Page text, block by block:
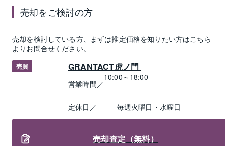
売却をご検討の方
売却を検討している方、まずは推定価格を知りたい方はこちら
よりお問合せください。
売買 GRANTACT虎ノ門
営業時間／
10:00～18:00
定休日／ 毎週火曜日・水曜日
売却査定（無料）